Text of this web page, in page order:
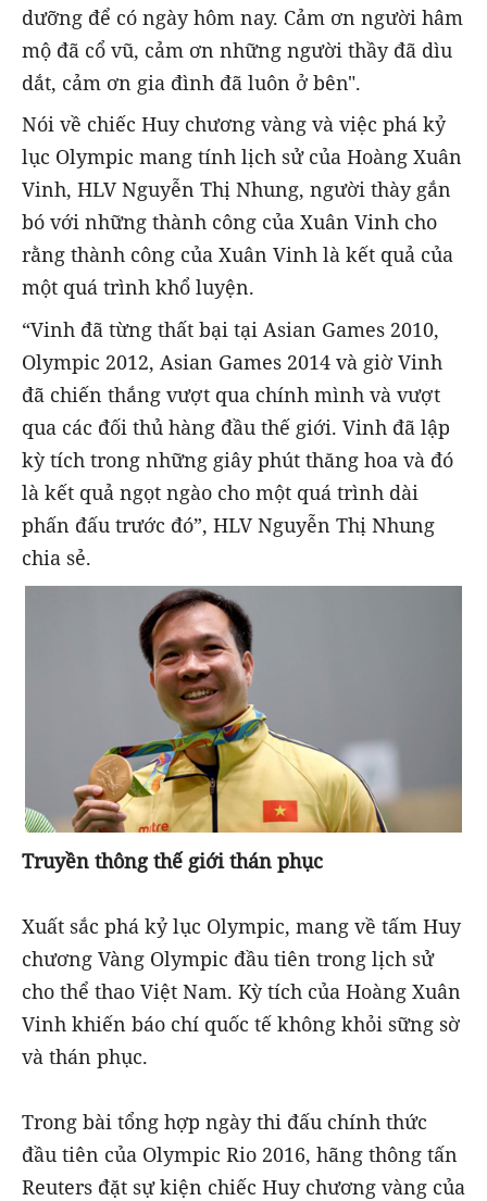
dưỡng để có ngày hôm nay. Cảm ơn người hâm
mộ đã cổ vũ, cảm ơn những người thầy đã dìu
dắt, cảm ơn gia đình đã luôn ở bên".
Nói về chiếc Huy chương vàng và việc phá kỷ
lục Olympic mang tính lịch sử của Hoàng Xuân
Vinh, HLV Nguyễn Thị Nhung, người thày gắn
bó với những thành công của Xuân Vinh cho
rằng thành công của Xuân Vinh là kết quả của
một quá trình khổ luyện.
“Vinh đã từng thất bại tại Asian Games 2010,
Olympic 2012, Asian Games 2014 và giờ Vinh
đã chiến thắng vượt qua chính mình và vượt
qua các đối thủ hàng đầu thế giới. Vinh đã lập
kỳ tích trong những giây phút thăng hoa và đó
là kết quả ngọt ngào cho một quá trình dài
phấn đấu trước đó”, HLV Nguyễn Thị Nhung
chia sẻ.
Truyền thông thế giới thán phục
Xuất sắc phá kỷ lục Olympic, mang về tấm Huy
chương Vàng Olympic đầu tiên trong lịch sử
cho thể thao Việt Nam. Kỳ tích của Hoàng Xuân
Vinh khiến báo chí quốc tế không khỏi sững sờ
và thán phục.
Trong bài tổng hợp ngày thi đấu chính thức
đầu tiên của Olympic Rio 2016, hãng thông tấn
Reuters đặt sự kiện chiếc Huy chương vàng của